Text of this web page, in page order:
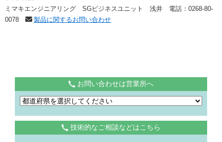
ミマキエンジニアリング SGビジネスユニット 浅井 電話：0268-80-
0078
製品に関するお問い合わせ
お問い合わせは営業所へ
技術的なご相談などはこちら